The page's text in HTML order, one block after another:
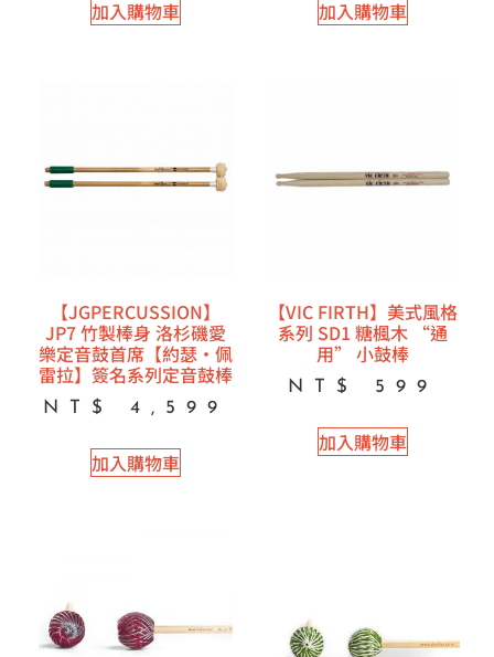
加入購物車 加入購物車
【JGPERCUSSION】
JP7 竹製棒身 洛杉磯愛
樂定音鼓首席【約瑟·佩
雷拉】簽名系列定音鼓棒
NT$ 4,599
加入購物車
【VIC FIRTH】美式風格
系列 SD1 糖楓木 “通
用” 小鼓棒
NT$ 599
加入購物車